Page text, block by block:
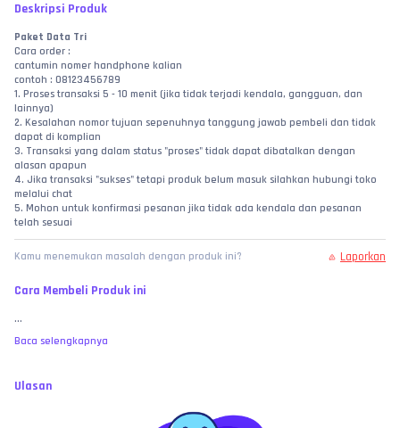
Deskripsi Produk
Paket Data Tri
Cara order :
cantumin nomer handphone kalian
contoh : 08123456789
1. Proses transaksi 5 - 10 menit (jika tidak terjadi kendala, gangguan, dan
lainnya)
2. Kesalahan nomor tujuan sepenuhnya tanggung jawab pembeli dan tidak
dapat di komplian
3. Transaksi yang dalam status "proses" tidak dapat dibatalkan dengan
alasan apapun
4. Jika transaksi "sukses" tetapi produk belum masuk silahkan hubungi toko
melalui chat
5. Mohon untuk konfirmasi pesanan jika tidak ada kendala dan pesanan
telah sesuai
Kamu menemukan masalah dengan produk ini? Laporkan
Cara Membeli Produk ini
...
Baca selengkapnya
Ulasan